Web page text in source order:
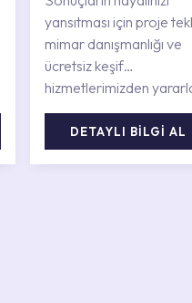
yansıtması için proje
mimar danışmanlığı ve
ücretsiz keşif
hizmetlerimizden
DETAYLI BİLGİ AL